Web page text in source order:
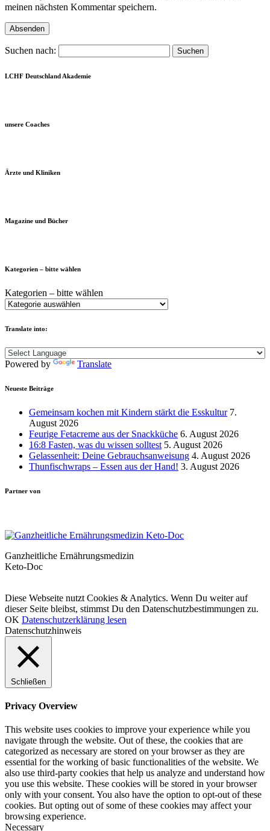
meinen nächsten Kommentar speichern.
Suchen nach:
LCHF Deutschland Akademie
unsere Coaches
Ärzte und Kliniken
Magazine und Bücher
Kategorien – bitte wählen
Kategorien – bitte wählen
Translate into:
Powered by Translate
Neueste Beiträge
Gemeinsam kochen mit Kindern stärkt die Esskultur 7.
August 2026
Feurige Fetacreme aus der Snackküche 6. August 2026
16:8 Fasten, was du wissen solltest 5. August 2026
Gelassenheit: Deine Gebrauchsanweisung 4. August 2026
Thunfischwraps – Essen aus der Hand! 3. August 2026
Partner von
Ganzheitliche Ernährungsmedizin
Keto-Doc
Diese Webseite nutzt Cookies & Analytics. Wenn Du weiter auf
dieser Seite bleibst, stimmst Du den Datenschutzbestimmungen zu.
OK Datenschutzerklärung lesen
Datenschutzhinweis
Schließen
Privacy Overview
This website uses cookies to improve your experience while you
navigate through the website. Out of these, the cookies that are
categorized as necessary are stored on your browser as they are
essential for the working of basic functionalities of the website. We
also use third-party cookies that help us analyze and understand how
you use this website. These cookies will be stored in your browser
only with your consent. You also have the option to opt-out of these
cookies. But opting out of some of these cookies may affect your
browsing experience.
Necessary